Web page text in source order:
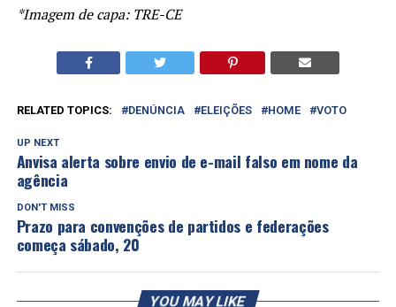
*Imagem de capa: TRE-CE
RELATED TOPICS: DENÚNCIA ELEIÇÕES HOME VOTO
UP NEXT
Anvisa alerta sobre envio de e-mail falso em nome da
agência
DON'T MISS
Prazo para convenções de partidos e federações
começa sábado, 20
YOU MAY LIKE